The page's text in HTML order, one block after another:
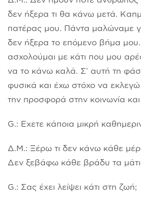
δεν ήξερα τι θα κάνω μετά.
πατέρας μου. Πάντα μαλώναμε
δεν ήξερα το επόμενο βήμα μου.
ασχολούμαι με κάτι που μου
να το κάνω καλά. Σ’ αυτή τη
φυσικά και έχω στόχο να
την προσφορά στην κοινωνία και
G.: Εχετε κάποια μικρή
Δ.Μ.: Ξέρω τι δεν κάνω κάθε
Δεν ξεβάφω κάθε βράδυ τα
G.: Σας έχει λείψει κάτι στη ζωή;